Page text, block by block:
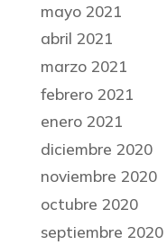
mayo 2021
abril 2021
marzo 2021
febrero 2021
enero 2021
diciembre 2020
noviembre 2020
octubre 2020
septiembre 2020